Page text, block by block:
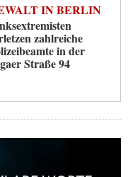
IN BERLIN
zahlreiche
in der
Straße 94